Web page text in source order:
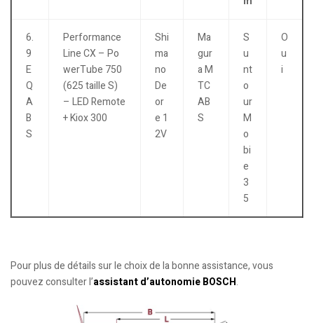
6.
9
E
Q
A
B
S
Performance
Line CX – Po
werTube 750
(625 taille S)
– LED Remote
+ Kiox 300
Shi
ma
no
De
or
e 1
2V
Ma
gur
a M
TC
AB
S
S
u
nt
o
ur
M
o
bi
e
3
5
O
u
i
Pour plus de détails sur le choix de la bonne assistance, vous
pouvez consulter l’assistant d’autonomie BOSCH.